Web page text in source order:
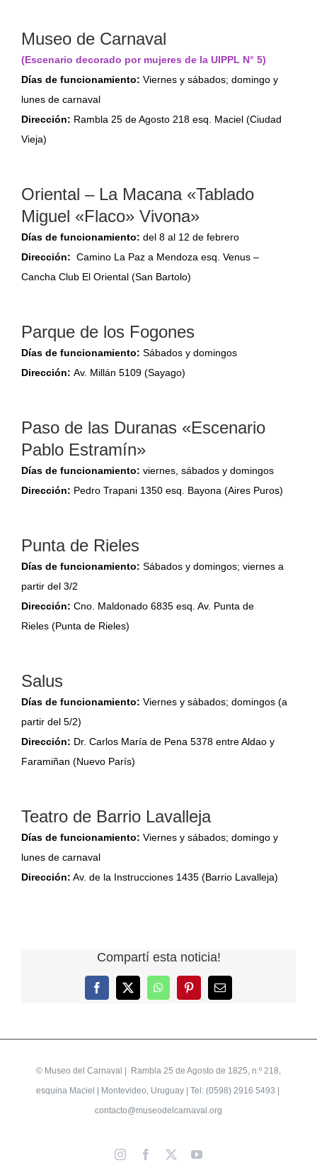
Museo de Carnaval
(Escenario decorado por mujeres de la UIPPL N° 5)
Días de funcionamiento: Viernes y sábados; domingo y
lunes de carnaval
Dirección: Rambla 25 de Agosto 218 esq. Maciel (Ciudad
Vieja)
Oriental – La Macana «Tablado
Miguel «Flaco» Vivona»
Días de funcionamiento: del 8 al 12 de febrero
Dirección: Camino La Paz a Mendoza esq. Venus –
Cancha Club El Oriental (San Bartolo)
Parque de los Fogones
Días de funcionamiento: Sábados y domingos
Dirección: Av. Millán 5109 (Sayago)
Paso de las Duranas «Escenario
Pablo Estramín»
Días de funcionamiento: viernes, sábados y domingos
Dirección: Pedro Trapani 1350 esq. Bayona (Aires Puros)
Punta de Rieles
Días de funcionamiento: Sábados y domingos; viernes a
partir del 3/2
Dirección: Cno. Maldonado 6835 esq. Av. Punta de
Rieles (Punta de Rieles)
Salus
Días de funcionamiento: Viernes y sábados; domingos (a
partir del 5/2)
Dirección: Dr. Carlos María de Pena 5378 entre Aldao y
Faramiñan (Nuevo París)
Teatro de Barrio Lavalleja
Días de funcionamiento: Viernes y sábados; domingo y
lunes de carnaval
Dirección: Av. de la Instrucciones 1435 (Barrio Lavalleja)
Compartí esta noticia!
Facebook
X WhatsAppPinterestCorreo
electrónico
© Museo del Carnaval
| Rambla 25 de Agosto de 1825, n.º 218,
esquina Maciel | Montevideo, Uruguay | Tel: (0598) 2916 5493 |
contacto@museodelcarnaval.org
InstagramFacebook YouTube